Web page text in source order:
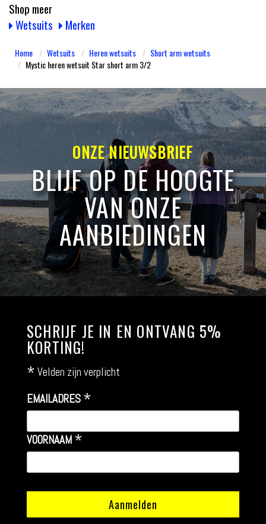
Shop meer
Wetsuits
Merken
Home Wetsuits Heren wetsuits
Short arm wetsuits
​Mystic heren wetsuit Star short arm 3/2
ONZE NIEUWSBRIEF
BLIJF OP DE HOOGTE
VAN ONZE
AANBIEDINGEN
SCHRIJF JE IN EN ONTVANG 5%
KORTING!
* Velden zijn verplicht
EMAILADRES *
VOORNAAM *